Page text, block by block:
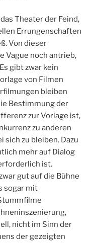
Theater der Feind,
Errungenschaften
Von dieser
Vague noch antrieb,
gibt zwar kein
von Filmen
bleiben
Bestimmung der
zur Vorlage ist,
zu anderen
zu bleiben. Dazu
mehr auf Dialog
ist.
gut auf die Bühne
sogar mit
nicht im Sinn der
der gezeigten